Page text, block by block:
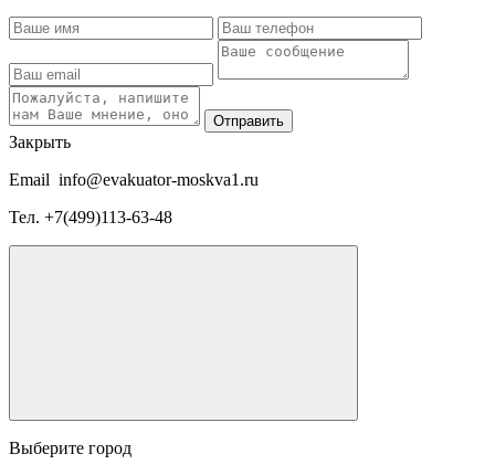
Отправить
Закрыть
Email info@evakuator-moskva1.ru
Тел. +7(499)113-63-48
Выберите город